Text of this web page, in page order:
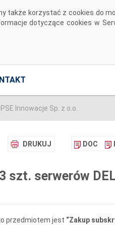
także korzystać z cookies do
dotyczące cookies w
Innowacje Sp. z o.o.
DRUKUJ DOC
szt. serwerów
przedmiotem jest “Zakup